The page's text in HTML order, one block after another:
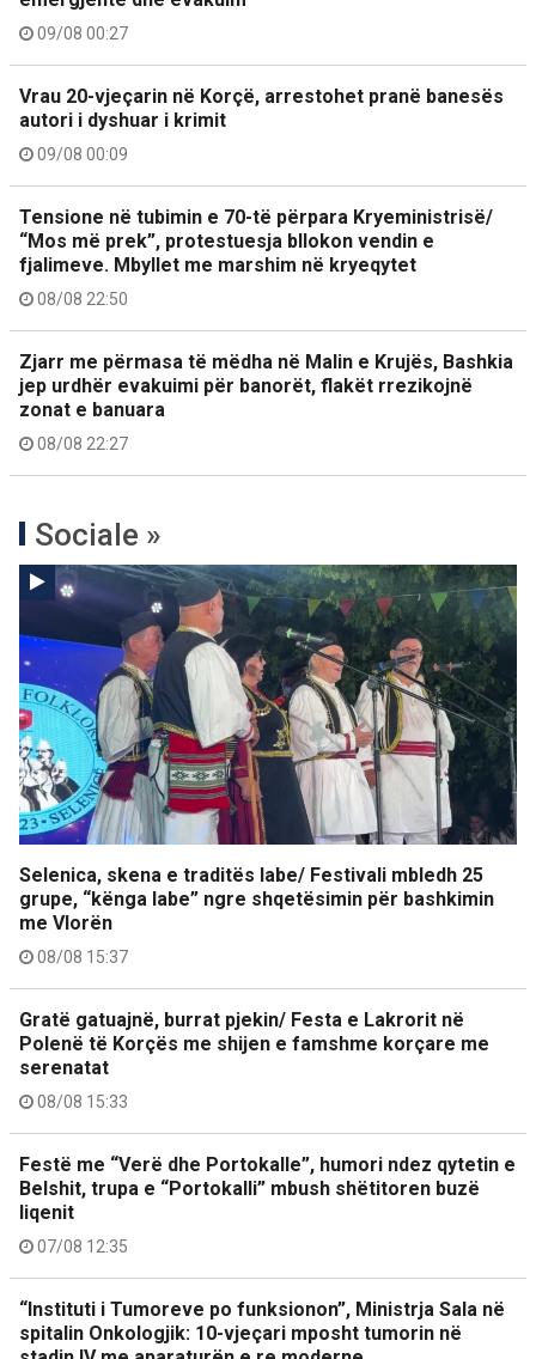
09/08 00:27
Vrau 20-vjeçarin në Korçë, arrestohet pranë banesës
autori i dyshuar i krimit
09/08 00:09
Tensione në tubimin e 70-të përpara Kryeministrisë/
“Mos më prek”, protestuesja bllokon vendin e
fjalimeve. Mbyllet me marshim në kryeqytet
08/08 22:50
Zjarr me përmasa të mëdha në Malin e Krujës, Bashkia
jep urdhër evakuimi për banorët, flakët rrezikojnë
zonat e banuara
08/08 22:27
Sociale »
Selenica, skena e traditës labe/ Festivali mbledh 25
grupe, “kënga labe” ngre shqetësimin për bashkimin
me Vlorën
08/08 15:37
Gratë gatuajnë, burrat pjekin/ Festa e Lakrorit në
Polenë të Korçës me shijen e famshme korçare me
serenatat
08/08 15:33
Festë me “Verë dhe Portokalle”, humori ndez qytetin e
Belshit, trupa e “Portokalli” mbush shëtitoren buzë
liqenit
07/08 12:35
“Instituti i Tumoreve po funksionon”, Ministrja Sala në
spitalin Onkologjik: 10-vjeçari mposht tumorin në